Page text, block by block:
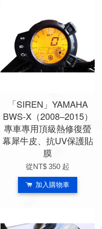
「SIREN」YAMAHA
BWS-X（2008–2015）
專車專用頂級熱修復螢
幕犀牛皮、抗UV保護貼
膜
從NT$ 350 起
加入購物車